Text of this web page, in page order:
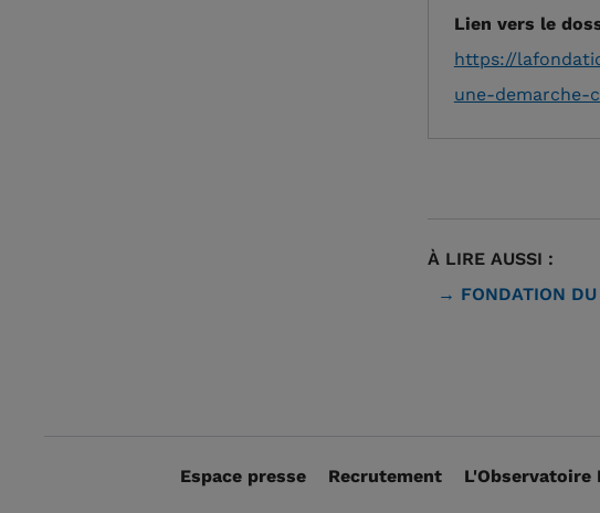
Lien vers le
https://
une-
À LIRE AUSSI :
FONDATION
Espace presse Recrutement L'Observatoire